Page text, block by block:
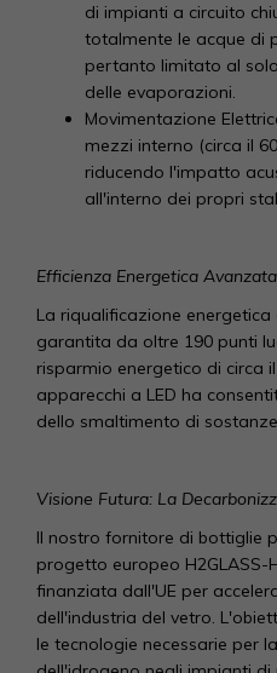
di impianti a circuito
totalmente le acque di
pertanto limitato al
delle evaporazioni.
Movimentazione
mezzi interno (circa il
riducendo l'impatto
all'interno dei propri
Efficienza Energetica Avanzata
La riqualificazione
garantita da oltre 190 punti
risparmio energetico di circa
apparecchi a LED ha
dello smaltimento di
Visione Futura: La
Il nostro fornitore di bottiglie
progetto europeo H2GLASS-
finanziata dall'UE per
dell'industria del vetro.
le tecnologie necessarie per